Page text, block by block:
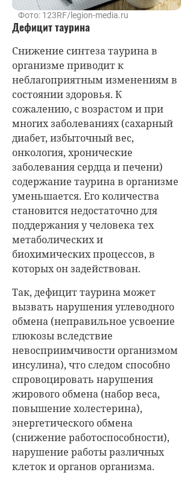
Фото: 123RF/legion-media.ru
Дефицит таурина
Снижение синтеза таурина в
организме приводит к
неблагоприятным изменениям в
состоянии здоровья. К
сожалению, с возрастом и при
многих заболеваниях (сахарный
диабет, избыточный вес,
онкология, хронические
заболевания сердца и печени)
содержание таурина в организме
уменьшается. Его количества
становится недостаточно для
поддержания у человека тех
метаболических и
биохимических процессов, в
которых он задействован.
Так, дефицит таурина может
вызвать нарушения углеводного
обмена (неправильное усвоение
глюкозы вследствие
невосприимчивости организмом
инсулина), что следом способно
спровоцировать нарушения
жирового обмена (набор веса,
повышение холестерина),
энергетического обмена
(снижение работоспособности),
нарушение работы различных
клеток и органов организма.